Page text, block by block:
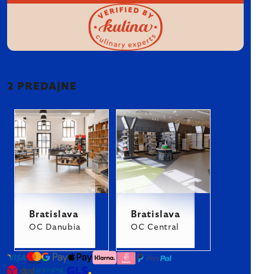
2 PREDAJNE
Bratislava
OC Danubia
Bratislava
OC Central